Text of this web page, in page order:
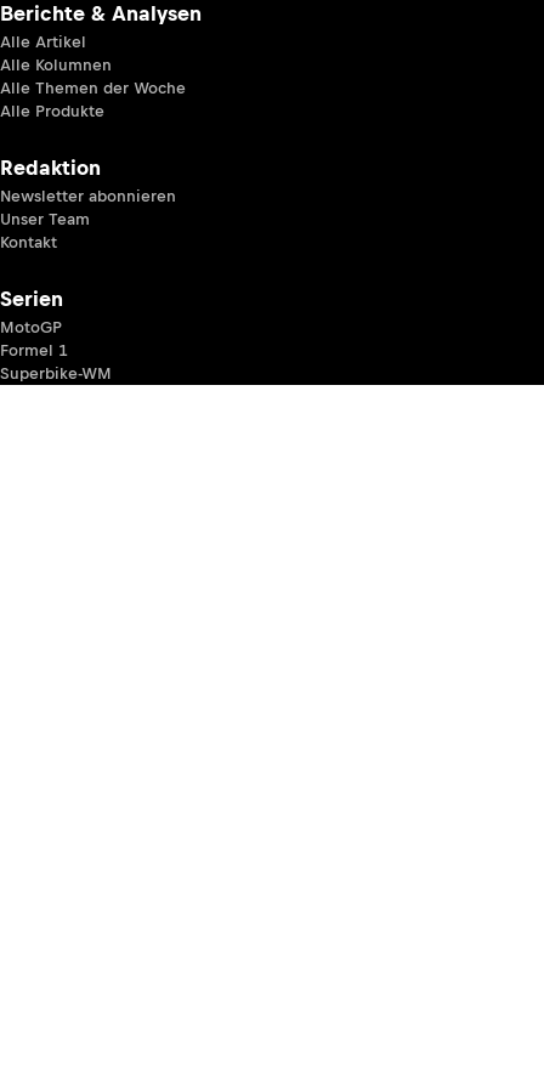
Berichte & Analysen
Alle Artikel
Alle Kolumnen
Alle Themen der Woche
Alle Produkte
Redaktion
Newsletter abonnieren
Unser Team
Kontakt
Serien
MotoGP
Formel 1
Superbike-WM